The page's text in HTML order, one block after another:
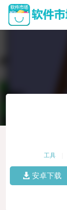
工具
安卓下载